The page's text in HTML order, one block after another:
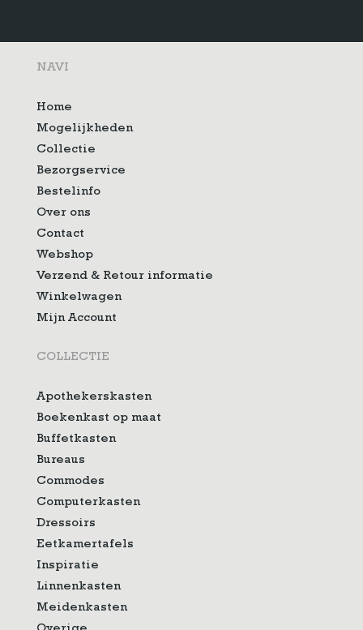
NAVI
Home
Mogelijkheden
Collectie
Bezorgservice
Bestelinfo
Over ons
Contact
Webshop
Verzend & Retour informatie
Winkelwagen
Mijn Account
COLLECTIE
Apothekerskasten
Boekenkast op maat
Buffetkasten
Bureaus
Commodes
Computerkasten
Dressoirs
Eetkamertafels
Inspiratie
Linnenkasten
Meidenkasten